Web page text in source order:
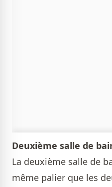
Deuxième salle de
La deuxième salle de
même palier que les